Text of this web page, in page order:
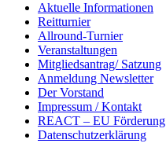
Aktuelle Informationen
Reitturnier
Allround-Turnier
Veranstaltungen
Mitgliedsantrag/ Satzung
Anmeldung Newsletter
Der Vorstand
Impressum / Kontakt
REACT – EU Förderung
Datenschutzerklärung